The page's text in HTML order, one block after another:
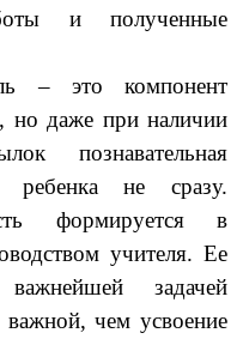
и полученные
это компонент
но даже при наличии
познавательная
ребенка не сразу.
формируется в
учителя. Ее
задачей
важной, чем усвоение